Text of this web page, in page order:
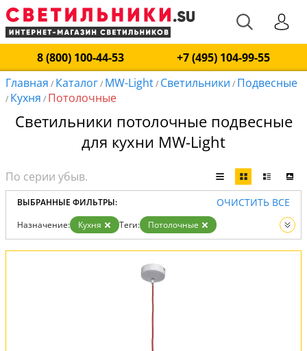
8 (800) 100-44-53
+7 (495) 104-99-55
Главная / Каталог/ MW-Light/ Светильники / Подвесные
/ Кухня / Потолочные
Светильники потолочные подвесные
для кухни MW-Light
ВЫБРАННЫЕ ФИЛЬТРЫ: ОЧИСТИТЬ ВСЕ
Назначение: Кухня Теги:
Потолочные
Производитель:
MW-Light Тип:
Подвесные